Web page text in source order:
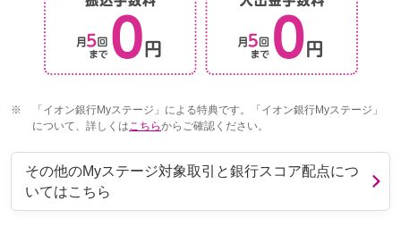
※
「イオン銀行Myステージ」による特典です。「イオン銀行Myステージ」
について、詳しくはこちらからご確認ください。
その他のMyステージ対象取引と銀行スコア配点につ
いてはこちら